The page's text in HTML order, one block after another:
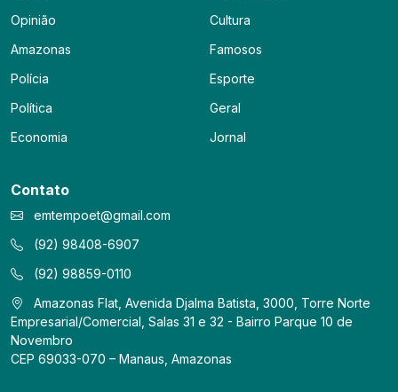
Opinião
Amazonas
Polícia
Política
Economia
Cultura
Famosos
Esporte
Geral
Jornal
Contato
emtempoet@gmail.com
(92) 98408-6907
(92) 98859-0110
Amazonas Flat, Avenida Djalma Batista, 3000, Torre Norte
Empresarial/Comercial, Salas 31 e 32 - Bairro Parque 10 de
Novembro
CEP 69033-070 – Manaus, Amazonas